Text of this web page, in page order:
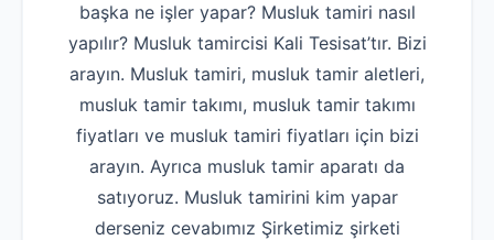
başka ne işler yapar? Musluk tamiri nasıl
yapılır? Musluk tamircisi Kali Tesisat’tır. Bizi
arayın. Musluk tamiri, musluk tamir aletleri,
musluk tamir takımı, musluk tamir takımı
fiyatları ve musluk tamiri fiyatları için bizi
arayın. Ayrıca musluk tamir aparatı da
satıyoruz. Musluk tamirini kim yapar
derseniz cevabımız Şirketimiz şirketi